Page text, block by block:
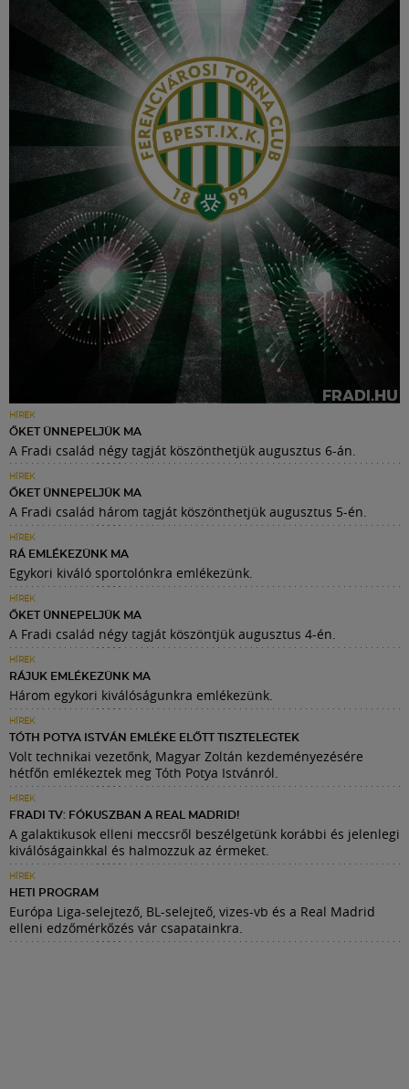
HÍREK
ŐKET ÜNNEPELJÜK MA
A Fradi család négy tagját köszönthetjük augusztus 6-án.
HÍREK
ŐKET ÜNNEPELJÜK MA
A Fradi család három tagját köszönthetjük augusztus 5-én.
HÍREK
RÁ EMLÉKEZÜNK MA
Egykori kiváló sportolónkra emlékezünk.
HÍREK
ŐKET ÜNNEPELJÜK MA
A Fradi család négy tagját köszöntjük augusztus 4-én.
HÍREK
RÁJUK EMLÉKEZÜNK MA
Három egykori kiválóságunkra emlékezünk.
HÍREK
TÓTH POTYA ISTVÁN EMLÉKE ELŐTT TISZTELEGTEK
Volt technikai vezetőnk, Magyar Zoltán kezdeményezésére
hétfőn emlékeztek meg Tóth Potya Istvánról.
HÍREK
FRADI TV: FÓKUSZBAN A REAL MADRID!
A galaktikusok elleni meccsről beszélgetünk korábbi és jelenlegi
kiválóságainkkal és halmozzuk az érmeket.
HÍREK
HETI PROGRAM
Európa Liga-selejtező, BL-selejteő, vizes-vb és a Real Madrid
elleni edzőmérkőzés vár csapatainkra.